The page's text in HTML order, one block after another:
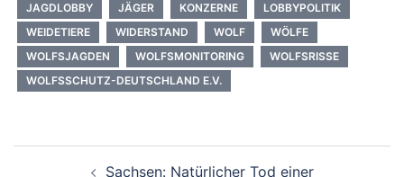
JAGDLOBBY
JÄGER KONZERNE
LOBBYPOLITIK
WEIDETIERE
WIDERSTAND WOLF
WÖLFE
WOLFSJAGDEN
WOLFSMONITORING
WOLFSRISSE
WOLFSSCHUTZ-DEUTSCHLAND E.V.
Sachsen: Natürlicher Tod einer